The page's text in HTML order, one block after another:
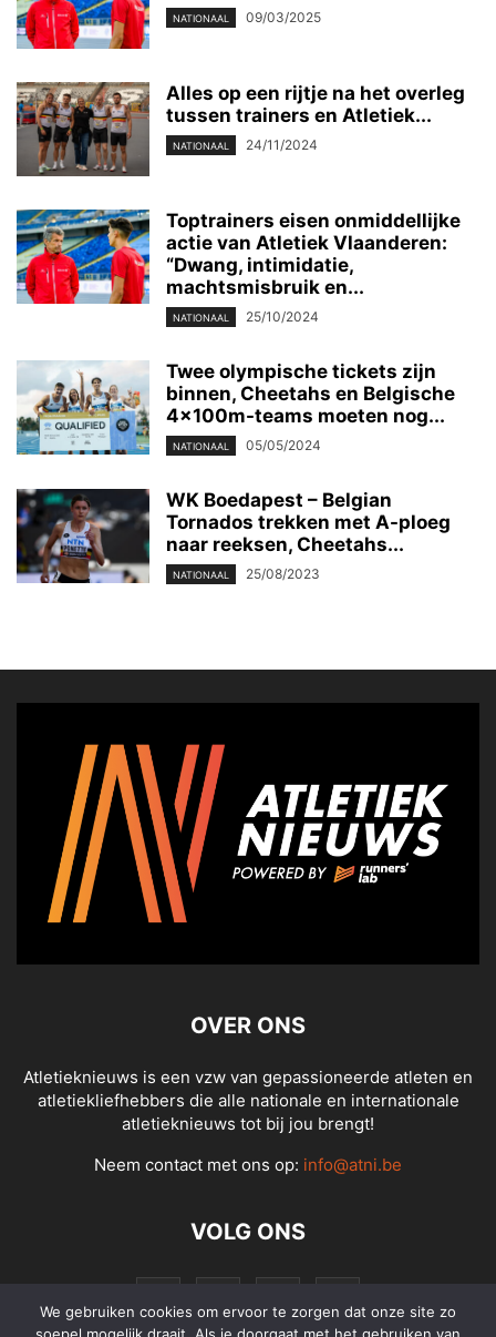
NATIONAAL 09/03/2025
Alles op een rijtje na het overleg
tussen trainers en Atletiek...
NATIONAAL 24/11/2024
Toptrainers eisen onmiddellijke
actie van Atletiek Vlaanderen:
“Dwang, intimidatie,
machtsmisbruik en...
NATIONAAL 25/10/2024
Twee olympische tickets zijn
binnen, Cheetahs en Belgische
4x100m-teams moeten nog...
NATIONAAL 05/05/2024
WK Boedapest – Belgian
Tornados trekken met A-ploeg
naar reeksen, Cheetahs...
NATIONAAL 25/08/2023
OVER ONS
Atletieknieuws is een vzw van gepassioneerde atleten en
atletiekliefhebbers die alle nationale en internationale
atletieknieuws tot bij jou brengt!
Neem contact met ons op: info@atni.be
VOLG ONS
We gebruiken cookies om ervoor te zorgen dat onze site zo